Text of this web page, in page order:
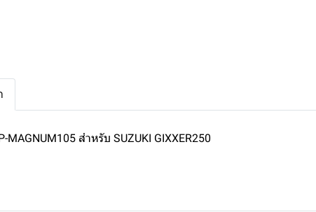
MAGNUM105 สำหรับ SUZUKI GIXXER250